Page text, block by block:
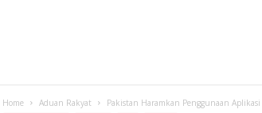
Home Aduan Rakyat Pakistan Haramkan Penggunaan Aplikasi